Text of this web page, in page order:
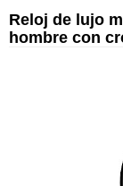
Reloj de lujo
hombre con